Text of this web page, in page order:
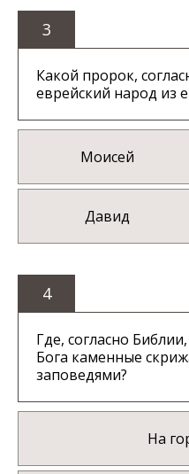
3
Какой пророк,
еврейский народ из
Моисей
Давид
4
Где, согласно
Бога каменные
заповедями?
На